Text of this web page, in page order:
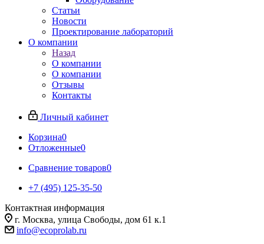
Статьи
Новости
Проектирование лабораторий
О компании
Назад
О компании
О компании
Отзывы
Контакты
Личный кабинет
Корзина0
Отложенные0
Сравнение товаров0
+7 (495) 125-35-50
Контактная информация
г. Москва, улица Свободы, дом 61 к.1
info@ecoprolab.ru